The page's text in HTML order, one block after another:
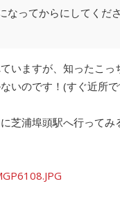
なってからにしてくだ
いますが、知ったこっ
いのです！(すぐ近所
芝浦埠頭駅へ行って